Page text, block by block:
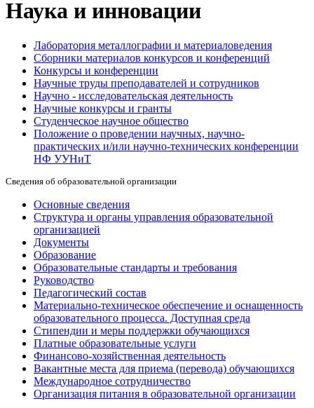
Наука и инновации
Лаборатория металлографии и материаловедения
Сборники материалов конкурсов и конференций
Конкурсы и конференции
Научные труды преподавателей и сотрудников
Научно - исследовательская деятельность
Научные конкурсы и гранты
Студенческое научное общество
Положение о проведении научных, научно-
практических и/или научно-технических конференции
НФ УУНиТ
Сведения об образовательной организации
Основные сведения
Структура и органы управления образовательной
организацией
Документы
Образование
Образовательные стандарты и требования
Руководство
Педагогический состав
Материально-техническое обеспечение и оснащенность
образовательного процесса. Доступная среда
Стипендии и меры поддержки обучающихся
Платные образовательные услуги
Финансово-хозяйственная деятельность
Вакантные места для приема (перевода) обучающихся
Международное сотрудничество
Организация питания в образовательной организации